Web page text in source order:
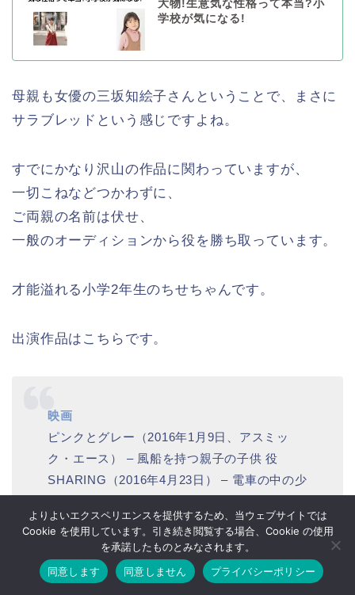
大物!生意気な性格って本当?小
学校が気になる!
母親も女優の三坂知絵子さんということで、まさに
サラブレッドという感じですよね。
すでにかなり沢山の作品に関わっていますが、
一切こねなどつかわずに、
ご両親の名前は伏せ、
一般のオーディションから役を勝ち取っています。
才能溢れる小学2年生のちせちゃんです。
出演作品はこちらです。
映画
ピンクとグレー（2016年1月9日、アスミッ
ク・エース） – 風船を持つ親子の子供 役
SHARING（2016年4月23日） – 電車の中の少
バースデーカード（2016年10月22日、東映）
– 鈴木紀子（幼少） 役
3月のライオン 前編（2017年3月18日、東宝/ア
スミック・エース） – 川本モモ 役
ホーム お問い合わせ
よりよいエクスペリエンスを提供するため、当ウェブサイトでは
Cookie を使用しています。引き続き閲覧する場合、Cookie の使用
を承諾したものとみなされます。
同意します
同意しません プライバシーポリシー